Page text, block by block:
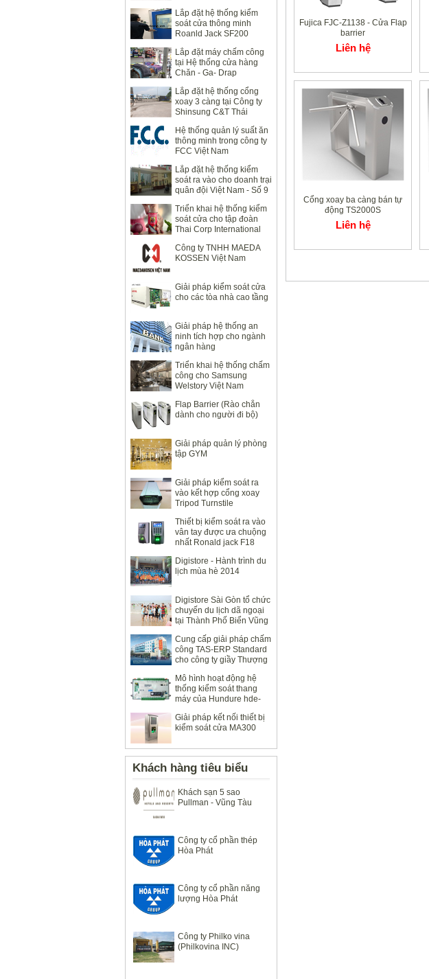
Lắp đặt hệ thống kiểm
soát cửa thông minh
Roanld Jack SF200
Lắp đặt máy chấm công
tại Hệ thống cửa hàng
Chăn - Ga- Drap
Lắp đặt hệ thống cổng
xoay 3 càng tại Công ty
Shinsung C&T Thái
Hệ thống quản lý suất ăn
thông minh trong công ty
FCC Việt Nam
Lắp đặt hệ thống kiểm
soát ra vào cho doanh trại
quân đội Việt Nam - Số 9
Triển khai hệ thống kiểm
soát cửa cho tập đoàn
Thai Corp International
Công ty TNHH MAEDA
KOSSEN Việt Nam
Giải pháp kiểm soát cửa
cho các tòa nhà cao tầng
Giải pháp hệ thống an
ninh tích hợp cho ngành
ngân hàng
Triển khai hệ thống chấm
công cho Samsung
Welstory Việt Nam
Flap Barrier (Rào chắn
dành cho người đi bộ)
Giải pháp quản lý phòng
tập GYM
Giải pháp kiểm soát ra
vào kết hợp cổng xoay
Tripod Turnstile
Thiết bị kiểm soát ra vào
vân tay được ưa chuộng
nhất Ronald jack F18
Digistore - Hành trình du
lịch mùa hè 2014
Digistore Sài Gòn tổ chức
chuyến du lịch dã ngoại
tại Thành Phố Biển Vũng
Cung cấp giải pháp chấm
công TAS-ERP Standard
cho công ty giầy Thượng
Mô hình hoạt động hệ
thống kiểm soát thang
máy của Hundure hde-
Giải pháp kết nối thiết bị
kiểm soát cửa MA300
Khách hàng tiêu biểu
Khách sạn 5 sao
Pullman - Vũng Tàu
Công ty cổ phần thép
Hòa Phát
Công ty cổ phần năng
lượng Hòa Phát
Công ty Philko vina
(Philkovina INC)
Fujica FJC-Z1138 - Cửa Flap
barrier
Liên hệ
Cổng xoay ba càng bán tự
động TS2000S
Liên hệ